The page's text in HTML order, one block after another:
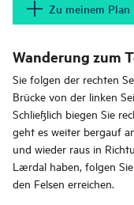
Zu meinem
Wanderung zum
Sie folgen der rechten
Brücke von der linken
Schließlich biegen Sie
geht es weiter bergauf
und wieder raus in
Lærdal haben, folgen
den Felsen erreichen.